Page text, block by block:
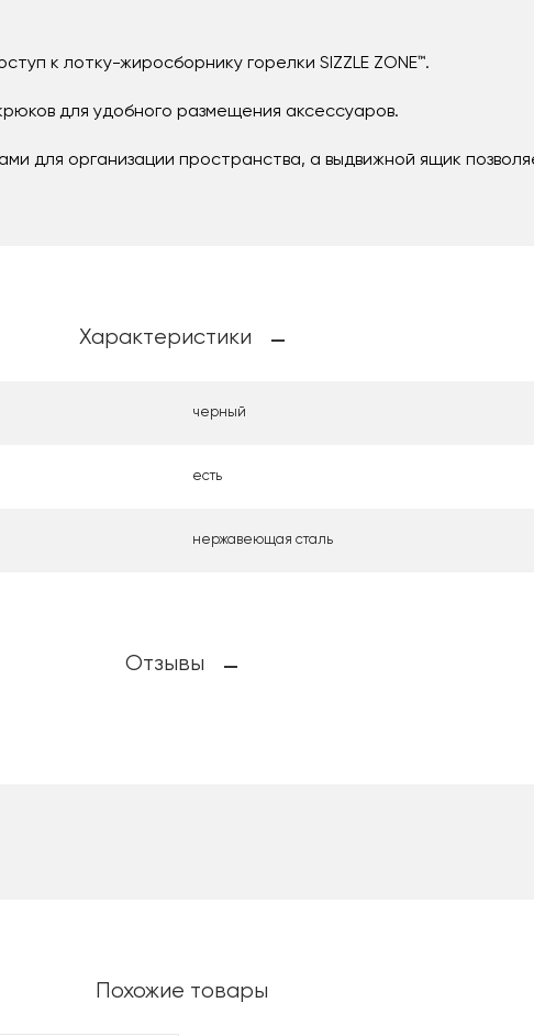
к лотку-жиросборнику горелки SIZZLE ZONE™.
для удобного размещения аксессуаров.
для организации пространства, а выдвижной ящик
Характеристики
черный
есть
нержавеющая сталь
Отзывы
Похожие товары